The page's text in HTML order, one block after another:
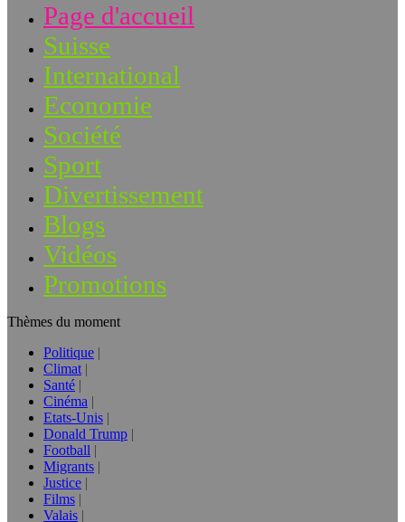
Page d'accueil
Suisse
International
Economie
Société
Sport
Divertissement
Blogs
Vidéos
Promotions
Thèmes du moment
Politique
Climat
Santé
Cinéma
Etats-Unis
Donald Trump
Football
Migrants
Justice
Films
Valais